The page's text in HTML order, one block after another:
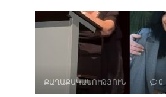
ՔԱՂԱՔԱԿԱՆՈՒԹՅՈՒՆ 0